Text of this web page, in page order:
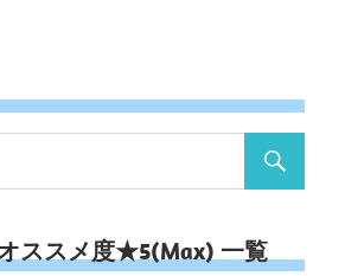
ススメ度★5(Max) 一覧